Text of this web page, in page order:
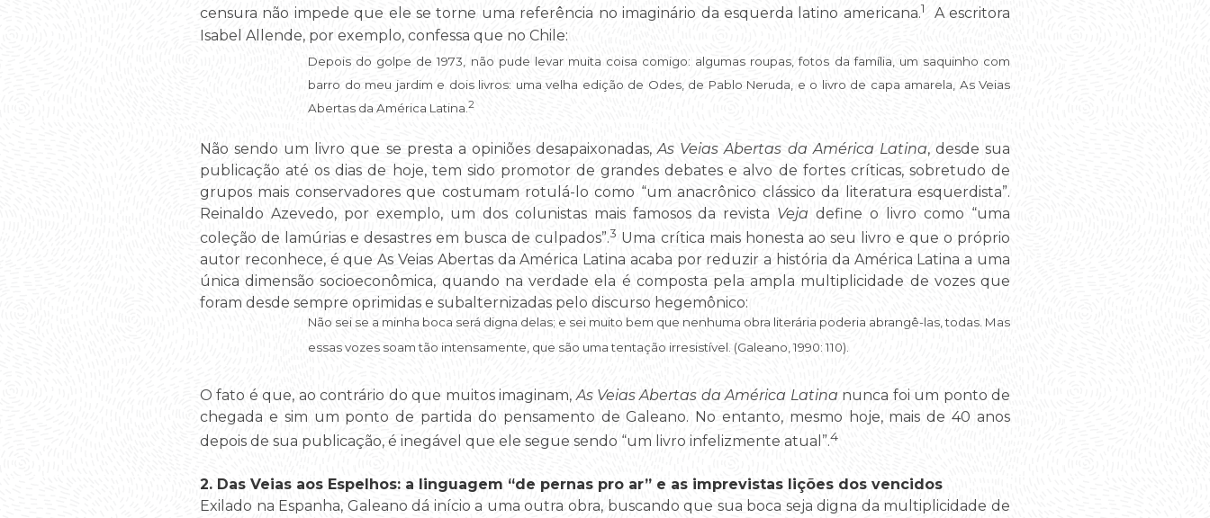
censura não impede que ele se torne uma referência no imaginário da esquerda latino americana.1
A escritora
Isabel Allende, por exemplo, confessa que no Chile:
Depois do golpe de 1973, não pude levar muita coisa comigo: algumas roupas, fotos da família, um saquinho com
barro do meu jardim e dois livros: uma velha edição de Odes, de Pablo Neruda, e o livro de capa amarela, As Veias
Abertas da América Latina. 2
Não sendo um livro que se presta a opiniões desapaixonadas,As Veias Abertas da América Latina, desde sua
publicação até os dias de hoje, tem sido promotor de grandes debates e alvo de fortes críticas, sobretudo de
grupos mais conservadores que costumam rotulá-lo como “um anacrônico clássico da literatura esquerdista”.
Reinaldo Azevedo, por exemplo, um dos colunistas mais famosos da revista Veja define o livro como “uma
coleção de lamúrias e desastres em busca de culpados”.3 Uma crítica mais honesta ao seu livro e que o próprio
autor reconhece, é que As Veias Abertas da América Latina acaba por reduzir a história da América Latina a uma
única dimensão socioeconômica, quando na verdade ela é composta pela ampla multiplicidade de vozes que
foram desde sempre oprimidas e subalternizadas pelo discurso hegemônico:
Não sei se a minha boca será digna delas; e sei muito bem que nenhuma obra literária poderia abrangê-las, todas. Mas
essas vozes soam tão intensamente, que são uma tentação irresistível. (Galeano, 1990: 110).
O fato é que, ao contrário do que muitos imaginam,As Veias Abertas da América Latina nunca foi um ponto de
chegada e sim um ponto de partida do pensamento de Galeano. No entanto, mesmo hoje, mais de 40 anos
depois de sua publicação, é inegável que ele segue sendo “um livro infelizmente atual”.4
2. Das Veias aos Espelhos: a linguagem “de pernas pro ar” e as imprevistas lições dos vencidos
Exilado na Espanha, Galeano dá início a uma outra obra, buscando que sua boca seja digna da multiplicidade de